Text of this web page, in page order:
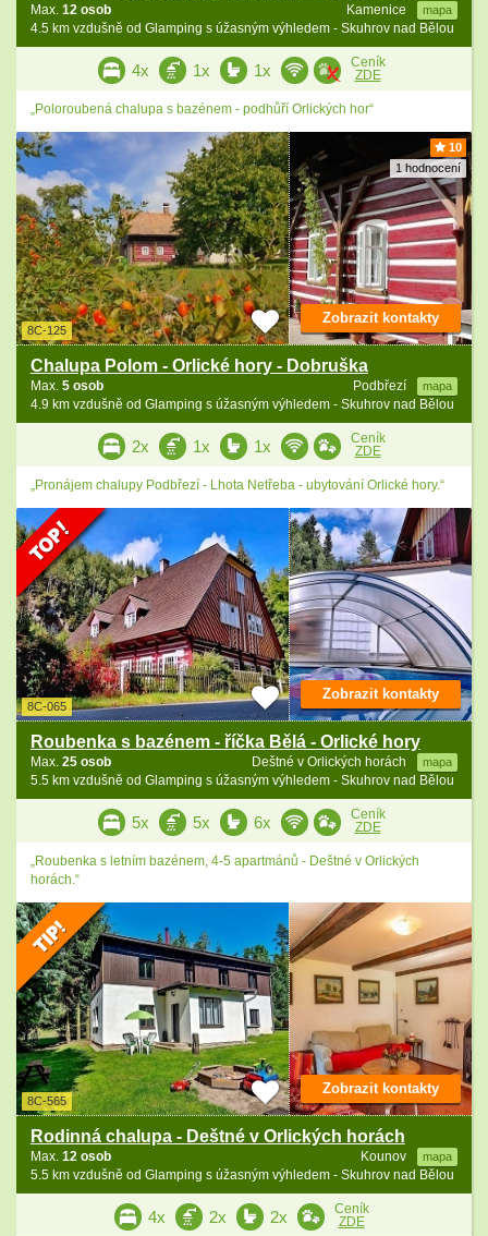
Kamenice mapa
Max. 12 osob
4.5 km vzdušně od Glamping s úžasným výhledem - Skuhrov nad Bělou
4x 1x 1x
Ceník
ZDE
„Poloroubená chalupa s bazénem - podhůří Orlických hor“
10
1 hodnocení
8C-125
Chalupa Polom - Orlické hory - Dobruška
Podbřezí mapa
Max. 5 osob
4.9 km vzdušně od Glamping s úžasným výhledem - Skuhrov nad Bělou
Zobrazit kontakty
2x 1x 1x
Ceník
ZDE
„Pronájem chalupy Podbřezí - Lhota Netřeba - ubytování Orlické hory.“
8C-065
Roubenka s bazénem - říčka Bělá - Orlické hory
Deštné v Orlických horách mapa
Max. 25 osob
5.5 km vzdušně od Glamping s úžasným výhledem - Skuhrov nad Bělou
Zobrazit kontakty
5x 5x 6x
Ceník
ZDE
„Roubenka s letním bazénem, 4-5 apartmánů - Deštné v Orlických
horách.“
8C-565
Rodinná chalupa - Deštné v Orlických horách
Kounov mapa
Max. 12 osob
5.5 km vzdušně od Glamping s úžasným výhledem - Skuhrov nad Bělou
Zobrazit kontakty
4x 2x 2x
Ceník
ZDE